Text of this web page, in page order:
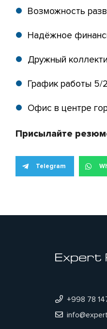
Возможность
Надёжное
Дружный
График работы 5/
Офис в центре
Присылайте
Telegram
+998 78